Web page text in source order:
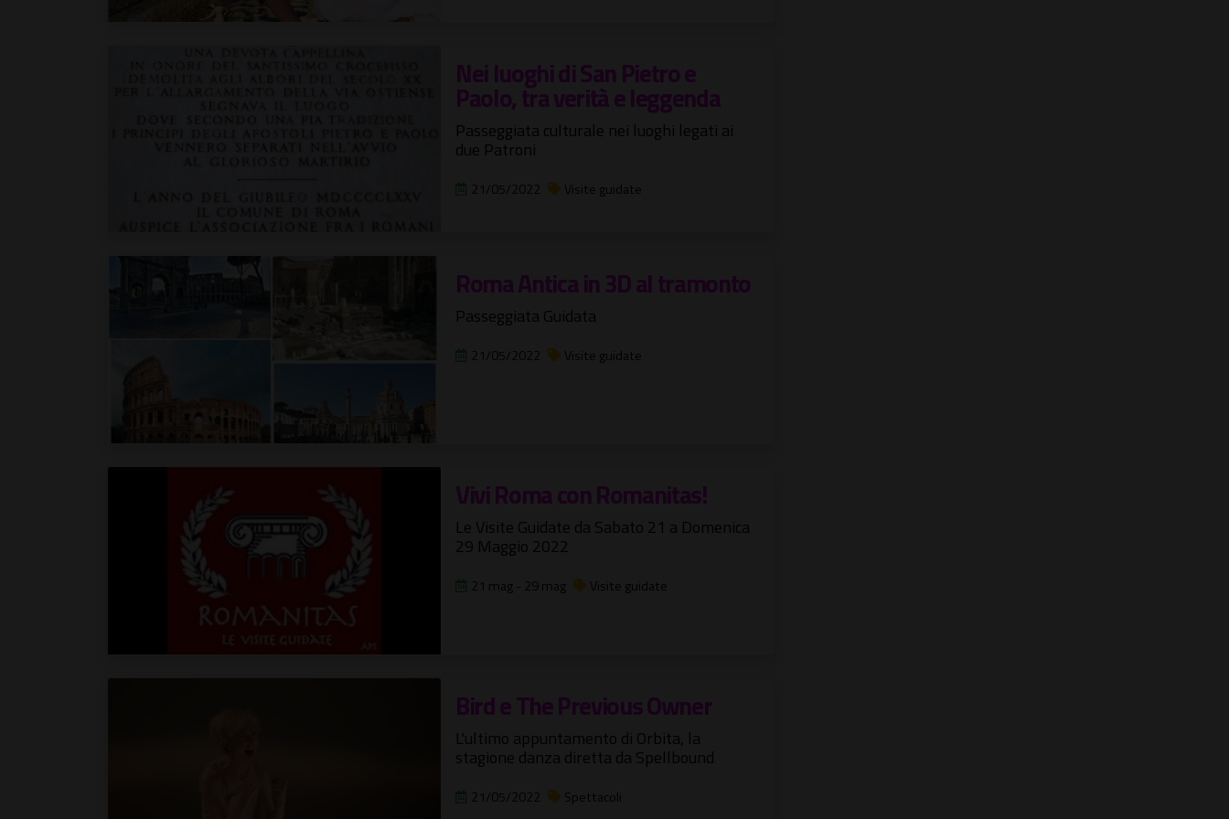
Nei luoghi di San Pietro e
Paolo, tra verità e leggenda
Passeggiata culturale nei luoghi legati ai
due Patroni
21/05/2022 Visite guidate
Roma Antica in 3D al tramonto
Passeggiata Guidata
21/05/2022 Visite guidate
Vivi Roma con Romanitas!
Le Visite Guidate da Sabato 21 a Domenica
29 Maggio 2022
21 mag - 29 mag Visite guidate
Bird e The Previous Owner
L'ultimo appuntamento di Orbita, la
stagione danza diretta da Spellbound
21/05/2022 Spettacoli